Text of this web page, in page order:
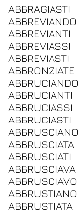
ABBRAGIASTI
ABBREVIANDO
ABBREVIANTI
ABBREVIASSI
ABBREVIASTI
ABBRONZIATE
ABBRUCIANDO
ABBRUCIANTI
ABBRUCIASSI
ABBRUCIASTI
ABBRUSCIANO
ABBRUSCIATA
ABBRUSCIATI
ABBRUSCIAVA
ABBRUSCIAVO
ABBRUSTIANO
ABBRUSTIATA